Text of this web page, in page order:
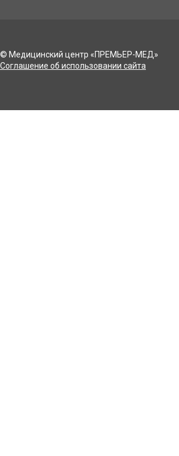
© Медицинский центр «ПРЕМЬЕР-МЕД»
Соглашение об использовании сайта